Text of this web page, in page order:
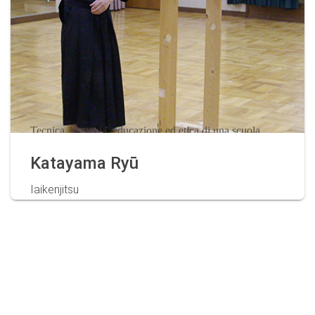
Tecnica, strategia, educazione ed etica di una scuola
Katayama Ryū
Iaikenjitsu